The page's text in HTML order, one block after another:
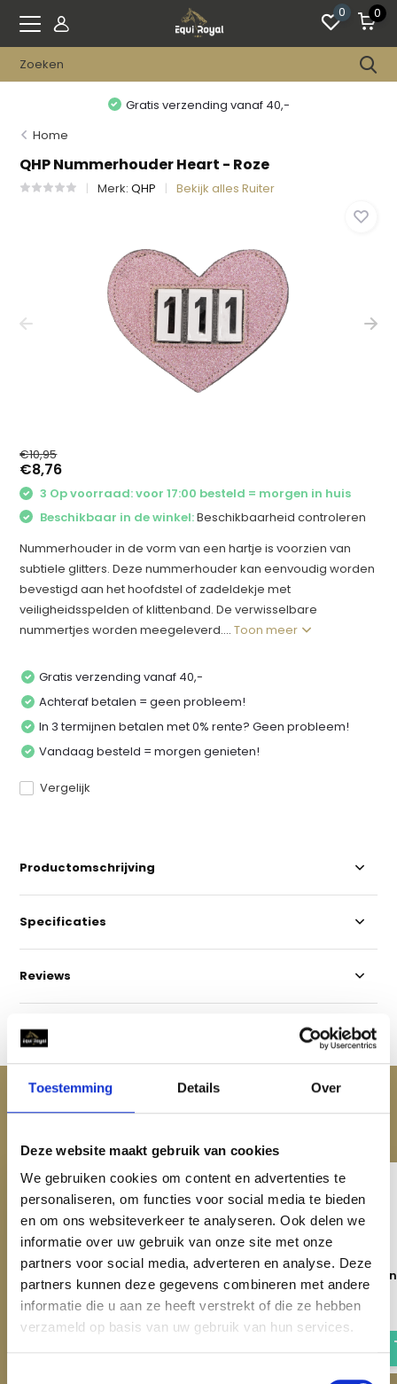
Toestemming Details Over
Deze website maakt gebruik van cookies
We gebruiken cookies om content en advertenties te
personaliseren, om functies voor social media te bieden
en om ons websiteverkeer te analyseren. Ook delen we
informatie over uw gebruik van onze site met onze
partners voor social media, adverteren en analyse. Deze
partners kunnen deze gegevens combineren met andere
informatie die u aan ze heeft verstrekt of die ze hebben
verzameld op basis van uw gebruik van hun services.
0 0
Gratis verzending vanaf 40,-
Home
QHP Nummerhouder Heart - Roze
Merk:QHP Bekijk alles Ruiter
€10,95
€8,76
3 Op voorraad: voor 17:00 besteld = morgen in huis
Beschikbaar in de winkel:Beschikbaarheid controleren
Nummerhouder in de vorm van een hartje is voorzien van
subtiele glitters. Deze nummerhouder kan eenvoudig worden
bevestigd aan het hoofdstel of zadeldekje met
veiligheidsspelden of klittenband. De verwisselbare
nummertjes worden meegeleverd....Toon meer
Gratis verzending vanaf 40,-
Achteraf betalen = geen probleem!
In 3 termijnen betalen met 0% rente? Geen probleem!
Vandaag besteld = morgen genieten!
Vergelijk
Productomschrijving
Specificaties
Reviews
Delen
ACCESSOIRES
QHP Nummerhouder
Horseshoe - Zwart
€ 12,95 € 10,36
QHP Nummerhouder
- Multi
€ 13,95 € 11,16